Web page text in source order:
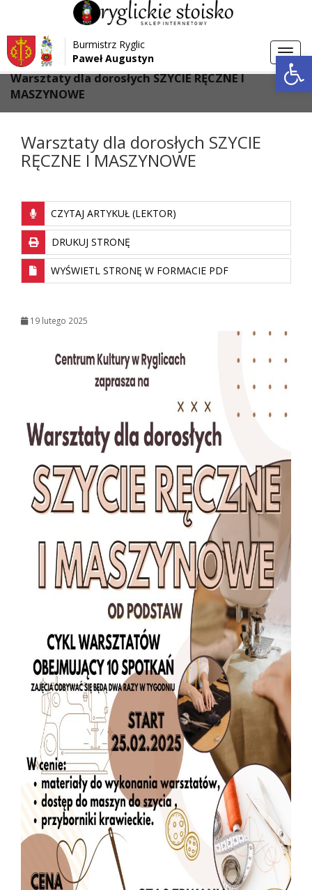
Przejdź do menu
Przejdź do głównej treści strony
Przejdź do stopki strony
Burmistrz Ryglic
Paweł Augustyn
Strona główna > Bez kategorii
Warsztaty dla dorosłych SZYCIE RĘCZNE I
MASZYNOWE
Warsztaty dla dorosłych SZYCIE
RĘCZNE I MASZYNOWE
CZYTAJ ARTYKUŁ (LEKTOR)
DRUKUJ STRONĘ
WYŚWIETL STRONĘ W FORMACIE PDF
19 lutego 2025